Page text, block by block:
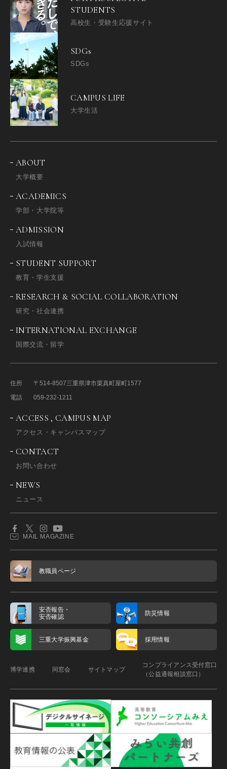
STUDENTS
高校生・受験生応援サイト
SDGs
SDGs
CAMPUS LIFE
大学生活
ABOUT
大学概要
ACADEMICS
学部・大学院等
ADMISSION
入試情報
STUDENT SUPPORT
教育・学生支援
RESEARCH & SOCIAL COLLABORATION
研究・社会連携
INTERNATIONAL EXCHANGE
国際交流・留学
住所 〒514-8507三重県津市栗真町屋町1577
電話
059-232-1211
ACCESS , CAMPUS MAP
アクセス・キャンパスマップ
CONTACT
お問い合わせ
NEWS
ニュース
MAIL MAGAZINE
教職員ページ
安否報告・
安否確認
防災情報
三重大学振興基金 採用情報
博学連携 同窓会 サイトマップ
コンプライアンス受付窓口
（公益通報相談窓口）